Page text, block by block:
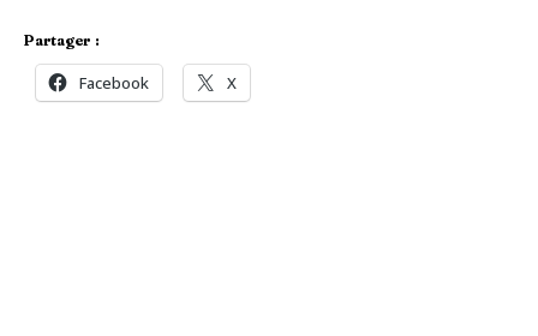
Partager :
Facebook X